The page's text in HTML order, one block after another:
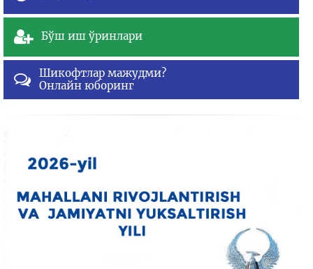
Бўш иш ўринлари
Шикофтлар мажудми?
Онлайн юборинг